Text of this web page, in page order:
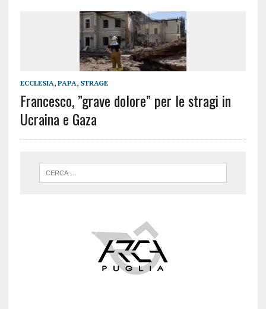
ECCLESIA, PAPA, STRAGE
Francesco, ”grave dolore” per le stragi in
Ucraina e Gaza